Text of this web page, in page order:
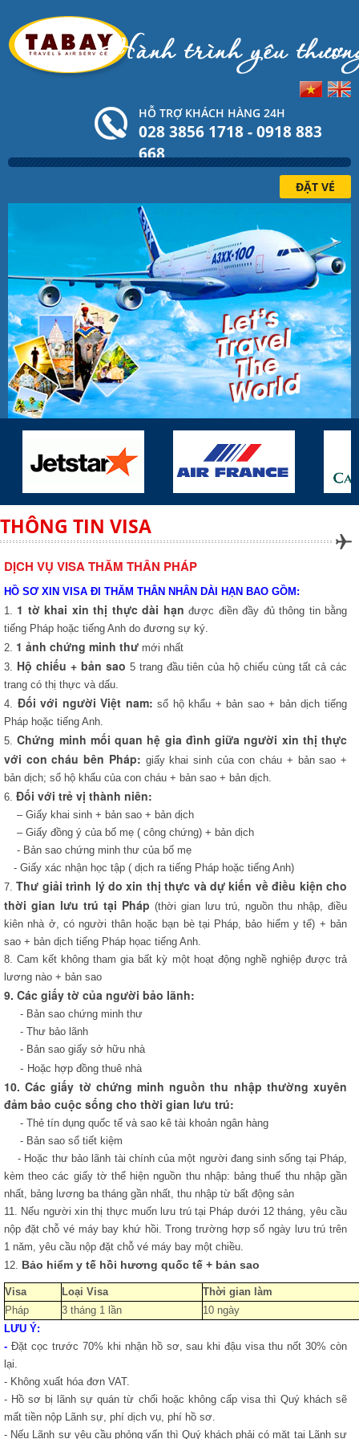
HỖ TRỢ KHÁCH HÀNG 24H
028 3856 1718 - 0918 883
668
ĐẶT VÉ
THÔNG TIN VISA
DỊCH VỤ VISA THĂM THÂN PHÁP
HỒ SƠ XIN VISA ĐI THĂM THÂN NHÂN DÀI HẠN BAO GỒM:
1. 1 tờ khai xin thị thực dài hạn được điền đầy đủ thông tin bằng
tiếng Pháp hoặc tiếng Anh do đương sự ký.
2. 1 ảnh chứng minh thư mới nhất
3. Hộ chiếu + bản sao 5 trang đầu tiên của hộ chiếu cùng tất cả các
trang có thị thực và dấu.
4. Đối với người Việt nam: sổ hộ khẩu + bản sao + bản dịch tiếng
Pháp hoặc tiếng Anh.
5.Chứng minh mối quan hệ gia đình giữa người xin thị thực
với con cháu bên Pháp: giấy khai sinh của con cháu + bản sao +
bản dịch; sổ hộ khẩu của con cháu + bản sao + bản dịch.
6. Đối với trẻ vị thành niên:
– Giấy khai sinh + bản sao + bản dịch
– Giấy đồng ý của bố mẹ ( công chứng) + bản dịch
- Bản sao chứng minh thư của bố mẹ
- Giấy xác nhận học tập ( dịch ra tiếng Pháp hoặc tiếng Anh)
7.Thư giải trình lý do xin thị thực và dự kiến về điều kiện cho
thời gian lưu trú tại Pháp (thời gian lưu trú, nguồn thu nhập, điều
kiên nhà ở, có người thân hoặc bạn bè tại Pháp, bảo hiểm y tế) + bản
sao + bản dịch tiếng Pháp họac tiếng Anh.
8. Cam kết không tham gia bất kỳ một hoạt động nghề nghiệp được trả
lương nào + bản sao
9. Các giấy tờ của người bảo lãnh:
- Bản sao chứng minh thư
- Thư bảo lãnh
- Bản sao giấy sở hữu nhà
- Hoặc hợp đồng thuê nhà
10. Các giấy tờ chứng minh nguồn thu nhập thường xuyên
đảm bảo cuộc sống cho thời gian lưu trú:
- Thẻ tín dụng quốc tế và sao kê tài khoản ngân hàng
- Bản sao sổ tiết kiệm
- Hoặc thư bảo lãnh tài chính của một người đang sinh sống tại Pháp,
kèm theo các giấy tờ thể hiện nguồn thu nhập: bảng thuế thu nhập gần
nhất, bảng lương ba tháng gần nhất, thu nhập từ bất động sản
11. Nếu người xin thị thực muốn lưu trú tại Pháp dưới 12 tháng, yêu cầu
nộp đặt chỗ vé máy bay khứ hồi. Trong trường hợp số ngày lưu trú trên
1 năm, yêu cầu nộp đặt chỗ vé máy bay một chiều.
12. Bảo hiểm y tế hồi hương quốc tế + bản sao
Visa Loại Visa
Thời gian làm
Pháp
3 tháng 1 lần
10 ngày
LƯU Ý:
- Đặt cọc trước 70% khi nhận hồ sơ, sau khi đậu visa thu nốt 30% còn
lại.
- Không xuất hóa đơn VAT.
- Hồ sơ bị lãnh sự quán từ chối hoặc không cấp visa thì Quý khách sẽ
mất tiền nộp Lãnh sự, phí dịch vụ, phí hồ sơ.
- Nếu Lãnh sự yêu cầu phỏng vấn thì Quý khách phải có mặt tại Lãnh sự